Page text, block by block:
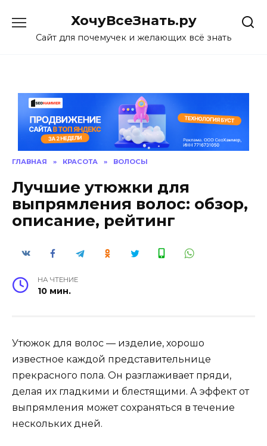
content
ХочуВсеЗнать.ру
Сайт для почемучек и желающих всё знать
ГЛАВНАЯ » КРАСОТА » ВОЛОСЫ
Лучшие утюжки для
выпрямления волос: обзор,
описание, рейтинг
НА ЧТЕНИЕ
10 мин.
Утюжок для волос — изделие, хорошо
известное каждой представительнице
прекрасного пола. Он разглаживает пряди,
делая их гладкими и блестящими. А эффект от
выпрямления может сохраняться в течение
нескольких дней.